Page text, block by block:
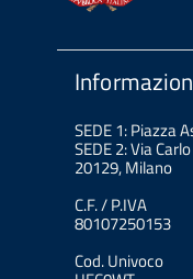
SEDE 1: Piazza
SEDE 2: Via
20129, Milano
C.F. / P.IVA
80107250153
Cod. Univoco